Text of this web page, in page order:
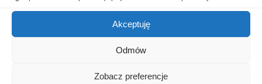
Akceptuję
Odmów
Zobacz preferencje
Placówki edukacyjne